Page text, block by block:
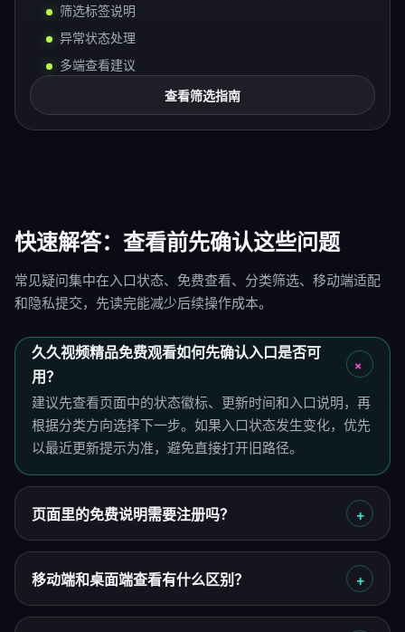
筛选标签说明
异常状态处理
多端查看建议
查看筛选指南
快速解答：查看前先确认这些问题
常见疑问集中在入口状态、免费查看、分类筛选、移动端适配
和隐私提交，先读完能减少后续操作成本。
久久视频精品免费观看如何先确认入口是否可
用？
建议先查看页面中的状态徽标、更新时间和入口说明，再
根据分类方向选择下一步。如果入口状态发生变化，优先
以最近更新提示为准，避免直接打开旧路径。
页面里的免费说明需要注册吗？
移动端和桌面端查看有什么区别？